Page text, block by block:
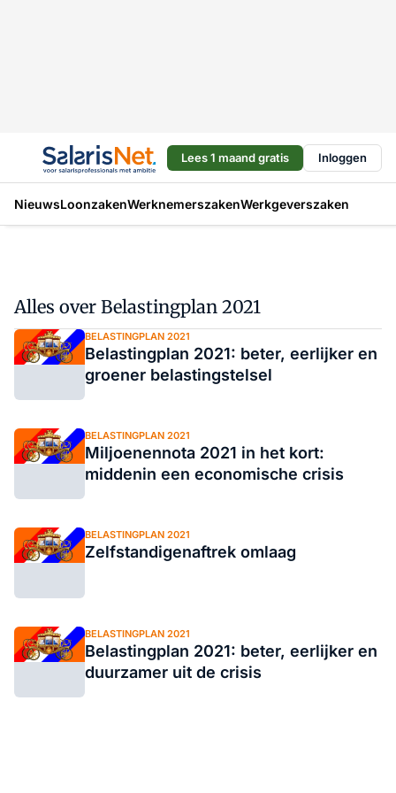
Lees 1 maand gratis Inloggen
NieuwsLoonzakenWerknemerszakenWerkgeverszaken
Alles over Belastingplan 2021
BELASTINGPLAN 2021
Belastingplan 2021: beter, eerlijker en
groener belastingstelsel
BELASTINGPLAN 2021
Miljoenennota 2021 in het kort:
middenin een economische crisis
BELASTINGPLAN 2021
Zelfstandigenaftrek omlaag
BELASTINGPLAN 2021
Belastingplan 2021: beter, eerlijker en
duurzamer uit de crisis